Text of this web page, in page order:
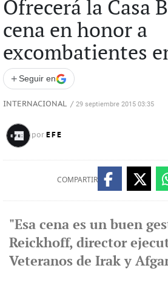
Ofrecerá la Casa
cena en honor a
excombatientes
+ Seguir en
INTERNACIONAL / 29 septiembre 2015 03:35
por EFE
COMPARTIR
"Esa cena es un buen
Reickhoff, director
Veteranos de Irak y